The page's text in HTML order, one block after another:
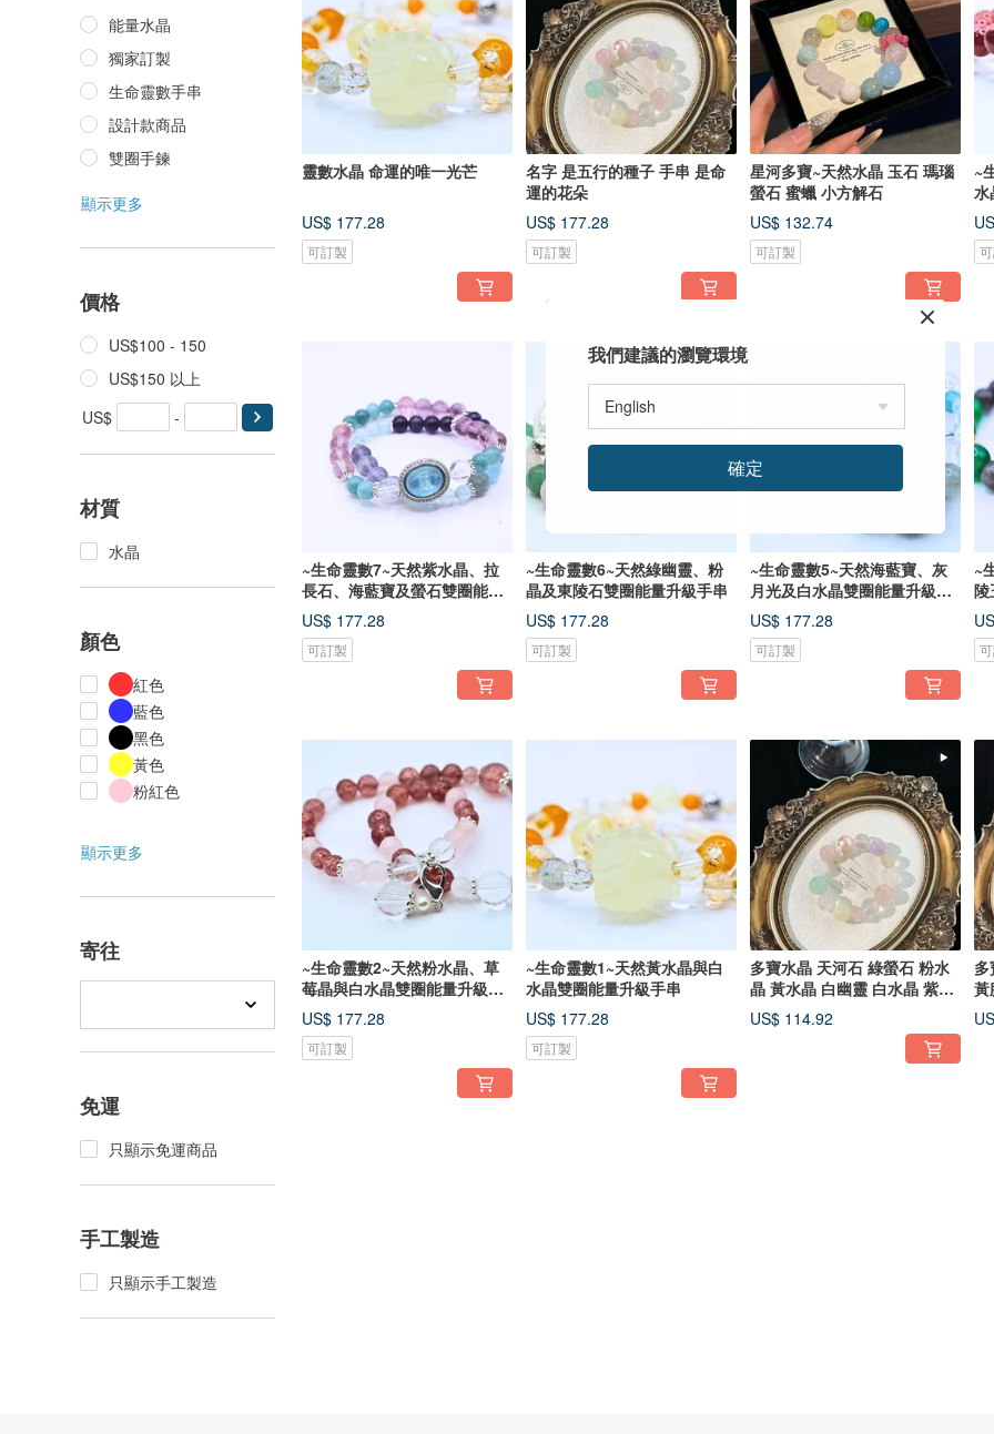
能量水晶
獨家訂製
生命靈數手串
設計款商品
雙圈手鍊
顯示更多
價格
US$100 - 150
US$150 以上
US$
-
材質
水晶
顏色
紅色
藍色
黑色
黃色
粉紅色
顯示更多
寄往
免運
只顯示免運商品
手工製造
只顯示手工製造
靈數水晶 命運的唯一光芒
US$ 177.28
可訂製
名字 是五行的種子 手串 是命
運的花朵
US$ 177.28
可訂製
星河多寶~天然水晶 玉石 瑪瑙
螢石 蜜蠟 小方解石
US$ 132.74
可訂製
~
水
~生命靈數7~天然紫水晶、拉
長石、海藍寶及螢石雙圈能量
升級手串
US$ 177.28
可訂製
~生命靈數6~天然綠幽靈、粉
晶及東陵石雙圈能量升級手串
US$ 177.28
可訂製
~生命靈數5~天然海藍寶、灰
月光及白水晶雙圈能量升級手
串
US$ 177.28
可訂製
~
陵
~生命靈數2~天然粉水晶、草
莓晶與白水晶雙圈能量升級手
串
US$ 177.28
可訂製
~生命靈數1~天然黃水晶與白
水晶雙圈能量升級手串
US$ 177.28
可訂製
多寶水晶 天河石 綠螢石 粉水
晶 黃水晶 白幽靈 白水晶 紫水
晶
US$ 114.92
黃
晶
我們建議的瀏覽環境
確定